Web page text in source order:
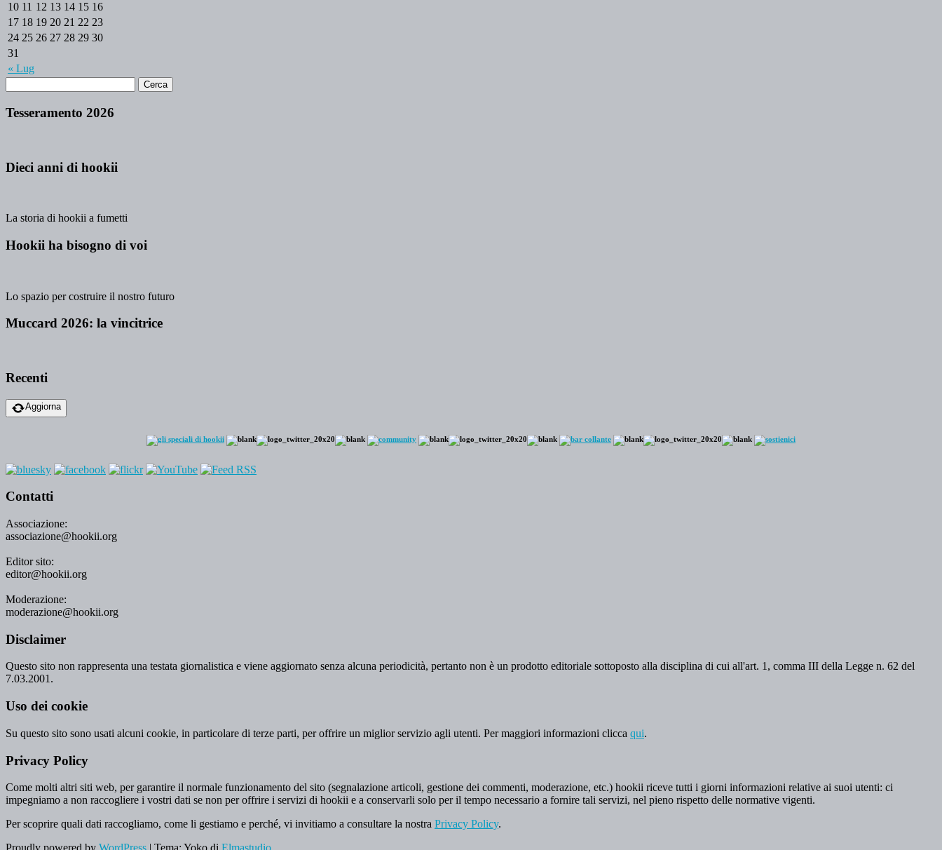
« Lug
10 11 12 13 14 15 16
17 18 19 20 21 22 23
24 25 26 27 28 29 30
31
Tesseramento 2026
Dieci anni di hookii
La storia di hookii a fumetti
Hookii ha bisogno di voi
Lo spazio per costruire il nostro futuro
Muccard 2026: la vincitrice
Recenti
Aggiorna
Contatti
Associazione:
associazione@hookii.org
Editor sito:
editor@hookii.org
Moderazione:
moderazione@hookii.org
Disclaimer
Questo sito non rappresenta una testata giornalistica e viene aggiornato senza alcuna periodicità, pertanto non è un prodotto editoriale sottoposto alla disciplina di cui all'art. 1, comma III della Legge n. 62 del
7.03.2001.
Uso dei cookie
Su questo sito sono usati alcuni cookie, in particolare di terze parti, per offrire un miglior servizio agli utenti. Per maggiori informazioni clicca qui.
Privacy Policy
Come molti altri siti web, per garantire il normale funzionamento del sito (segnalazione articoli, gestione dei commenti, moderazione, etc.) hookii riceve tutti i giorni informazioni relative ai suoi utenti: ci
impegniamo a non raccogliere i vostri dati se non per offrire i servizi di hookii e a conservarli solo per il tempo necessario a fornire tali servizi, nel pieno rispetto delle normative vigenti.
Per scoprire quali dati raccogliamo, come li gestiamo e perché, vi invitiamo a consultare la nostra Privacy Policy.